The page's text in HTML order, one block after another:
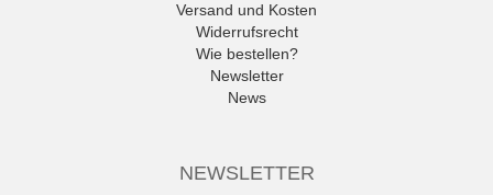
Versand und Kosten
Widerrufsrecht
Wie bestellen?
Newsletter
News
NEWSLETTER